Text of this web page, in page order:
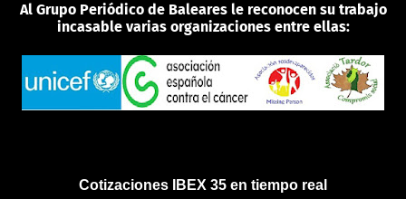
Al Grupo Periódico de Baleares le reconocen su trabajo
incasable varias organizaciones entre ellas:
Cotizaciones IBEX 35 en tiempo real